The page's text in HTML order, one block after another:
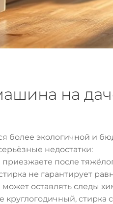
на
более экологичной и
недостатки:
после
не гарантирует
оставлять следы
круглогодичный,